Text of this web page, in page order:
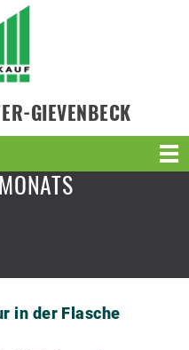
GIEVENBECK
in der Flasche